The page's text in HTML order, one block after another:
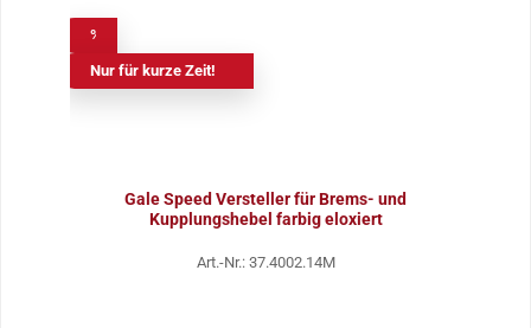
Nur für kurze Zeit!
Gale Speed Versteller für Brems- und
Kupplungshebel farbig eloxiert
Art.-Nr.: 37.4002.14M